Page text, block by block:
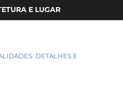
E LUGAR
DETALHES E